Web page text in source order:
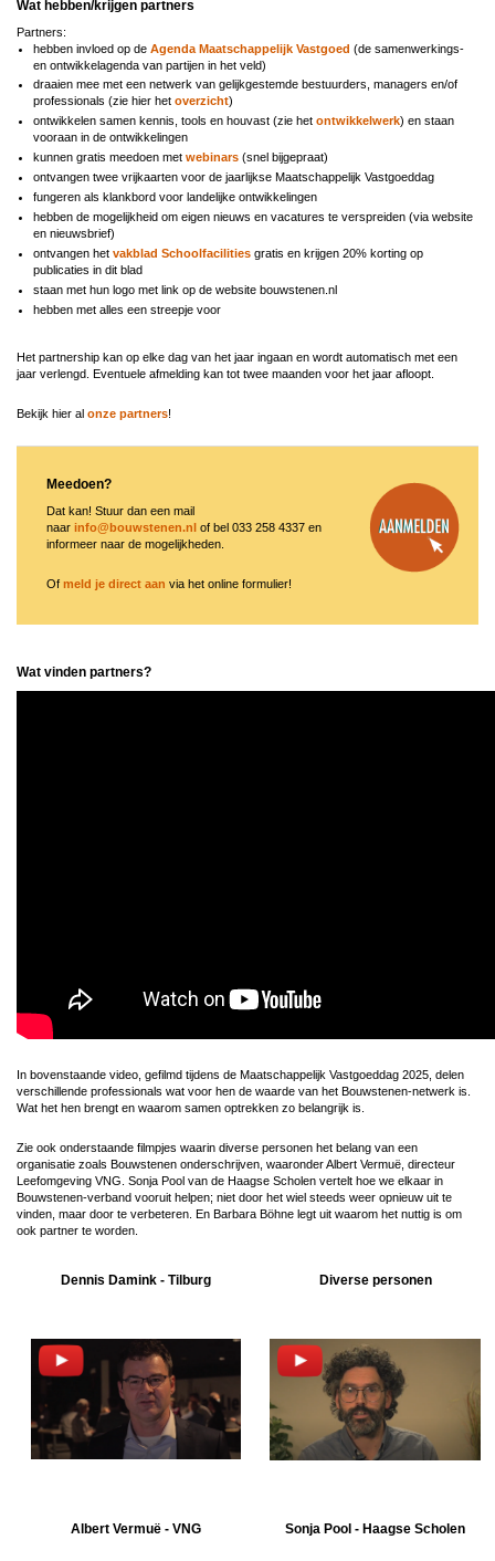
Wat hebben/krijgen partners
Partners:
hebben invloed op de Agenda Maatschappelijk Vastgoed (de samenwerkings-
en ontwikkelagenda van partijen in het veld)
draaien mee met een netwerk van gelijkgestemde bestuurders, managers en/of
professionals (zie hier het overzicht)
ontwikkelen samen kennis, tools en houvast (zie het ontwikkelwerk) en staan
vooraan in de ontwikkelingen
kunnen gratis meedoen met webinars (snel bijgepraat)
ontvangen twee vrijkaarten voor de jaarlijkse Maatschappelijk Vastgoeddag
fungeren als klankbord voor landelijke ontwikkelingen
hebben de mogelijkheid om eigen nieuws en vacatures te verspreiden (via website
en nieuwsbrief)
ontvangen het vakblad Schoolfacilities gratis en krijgen 20% korting op
publicaties in dit blad
staan met hun logo met link op de website bouwstenen.nl
hebben met alles een streepje voor
Het partnership kan op elke dag van het jaar ingaan en wordt automatisch met een
jaar verlengd. Eventuele afmelding kan tot twee maanden voor het jaar afloopt.
Bekijk hier al onze partners!
Meedoen?
Dat kan! Stuur dan een mail
naar info@bouwstenen.nl of bel 033 258 4337 en
informeer naar de mogelijkheden.
Of meld je direct aan via het online formulier!
Wat vinden partners?
In bovenstaande video, gefilmd tijdens de Maatschappelijk Vastgoeddag 2025, delen
verschillende professionals wat voor hen de waarde van het Bouwstenen-netwerk is.
Wat het hen brengt en waarom samen optrekken zo belangrijk is.
Zie ook onderstaande filmpjes waarin diverse personen het belang van een
organisatie zoals Bouwstenen onderschrijven, waaronder Albert Vermuë, directeur
Leefomgeving VNG. Sonja Pool van de Haagse Scholen vertelt hoe we elkaar in
Bouwstenen-verband vooruit helpen; niet door het wiel steeds weer opnieuw uit te
vinden, maar door te verbeteren. En Barbara Böhne legt uit waarom het nuttig is om
ook partner te worden.
Dennis Damink - Tilburg Diverse personen
Image Image
Albert Vermuë - VNG Sonja Pool - Haagse Scholen